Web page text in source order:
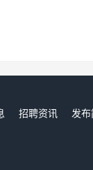
招聘资讯 发布